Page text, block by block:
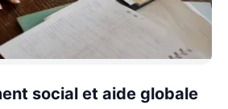
social et aide globale